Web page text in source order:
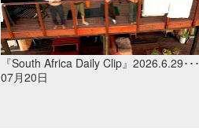
『South Africa Daily Clip』2026.6.29･･･
07月20日